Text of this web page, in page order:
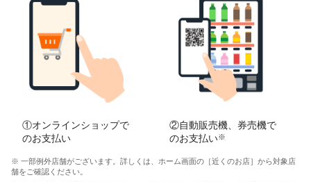
①オンラインショップで
のお支払い
②自動販売機、券売機で
のお支払い※
※ 一部例外店舗がございます。詳しくは、ホーム画面の［近くのお店］から対象店
舗をご確認ください。